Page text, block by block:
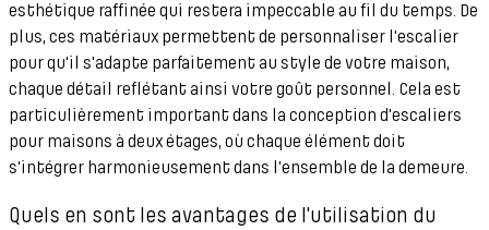
esthétique raffinée qui restera impeccable au fil du temps. De
plus, ces matériaux permettent de personnaliser l'escalier
pour qu'il s'adapte parfaitement au style de votre maison,
chaque détail reflétant ainsi votre goût personnel. Cela est
particulièrement important dans la conception d'escaliers
pour maisons à deux étages, où chaque élément doit
s'intégrer harmonieusement dans l'ensemble de la demeure.
Quels en sont les avantages de l'utilisation du